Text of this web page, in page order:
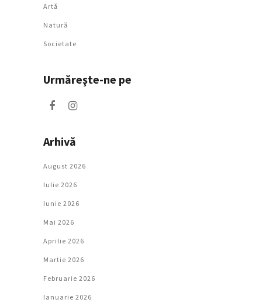
Artǎ
Natură
Societate
Urmăreşte-ne pe
Arhivă
August 2026
Iulie 2026
Iunie 2026
Mai 2026
Aprilie 2026
Martie 2026
Februarie 2026
Ianuarie 2026